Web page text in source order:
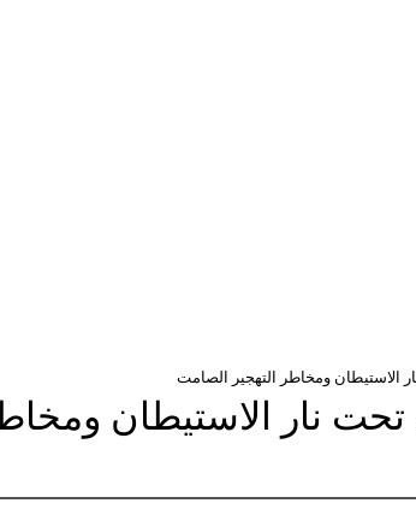
الاستيطان ومخاطر التهجير الصامت
نار الاستيطان